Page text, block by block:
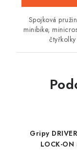
Spojková
minibike,
čtyřkolky
Gripy
LOCK-ON